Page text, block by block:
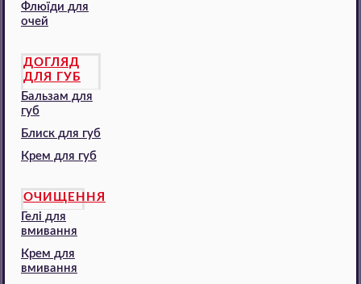
Флюїди для
очей
ДОГЛЯД
ДЛЯ ГУБ
Бальзам для
губ
Блиск для губ
Крем для губ
ОЧИЩЕННЯ
Гелі для
вмивання
Крем для
вмивання